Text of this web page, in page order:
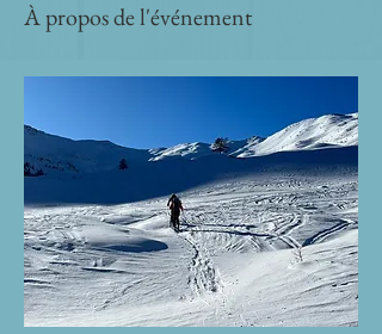
À propos de l'événement